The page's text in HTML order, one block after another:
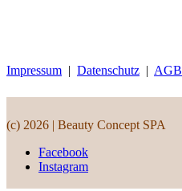
Impressum | Datenschutz | AGB
(c) 2026 | Beauty Concept SPA
Facebook
Instagram